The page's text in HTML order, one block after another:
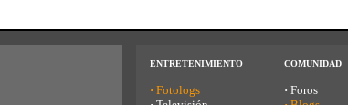
ENTRETENIMIENTO
· Fotologs
COMUNIDAD
· Foros